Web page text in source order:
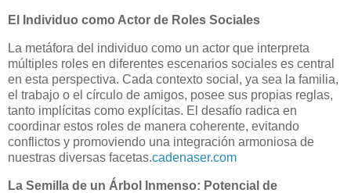
El Individuo como Actor de Roles Sociales
La metáfora del individuo como un actor que interpreta
múltiples roles en diferentes escenarios sociales es central
en esta perspectiva. Cada contexto social, ya sea la familia,
el trabajo o el círculo de amigos, posee sus propias reglas,
tanto implícitas como explícitas. El desafío radica en
coordinar estos roles de manera coherente, evitando
conflictos y promoviendo una integración armoniosa de
nuestras diversas facetas.cadenaser.com
La Semilla de un Árbol Inmenso: Potencial de